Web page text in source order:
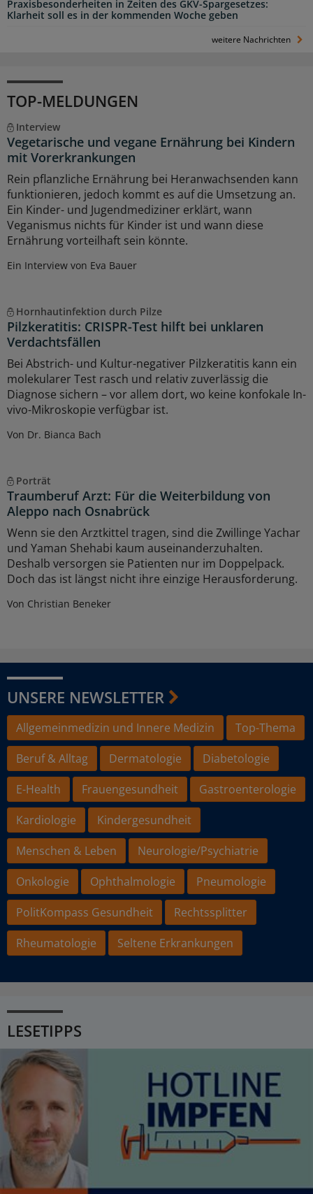
Praxisbesonderheiten in Zeiten des GKV-Spargesetzes:
Klarheit soll es in der kommenden Woche geben
weitere Nachrichten
TOP-MELDUNGEN
Interview
Vegetarische und vegane Ernährung bei Kindern
mit Vorerkrankungen
Rein pflanzliche Ernährung bei Heranwachsenden kann
funktionieren, jedoch kommt es auf die Umsetzung an.
Ein Kinder- und Jugendmediziner erklärt, wann
Veganismus nichts für Kinder ist und wann diese
Ernährung vorteilhaft sein könnte.
Ein Interview von Eva Bauer
Hornhautinfektion durch Pilze
Pilzkeratitis: CRISPR-Test hilft bei unklaren
Verdachtsfällen
Bei Abstrich- und Kultur-negativer Pilzkeratitis kann ein
molekularer Test rasch und relativ zuverlässig die
Diagnose sichern – vor allem dort, wo keine konfokale In-
vivo-Mikroskopie verfügbar ist.
Von Dr. Bianca Bach
Porträt
Traumberuf Arzt: Für die Weiterbildung von
Aleppo nach Osnabrück
Wenn sie den Arztkittel tragen, sind die Zwillinge Yachar
und Yaman Shehabi kaum auseinanderzuhalten.
Deshalb versorgen sie Patienten nur im Doppelpack.
Doch das ist längst nicht ihre einzige Herausforderung.
Von Christian Beneker
UNSERE NEWSLETTER
Allgemeinmedizin und Innere Medizin
Top-Thema
Beruf & Alltag
Dermatologie
Diabetologie
E-Health
Frauengesundheit
Gastroenterologie
Kardiologie
Kindergesundheit
Menschen & Leben
Neurologie/Psychiatrie
Onkologie
Ophthalmologie
Pneumologie
PolitKompass Gesundheit
Rechtssplitter
Rheumatologie
Seltene Erkrankungen
LESETIPPS